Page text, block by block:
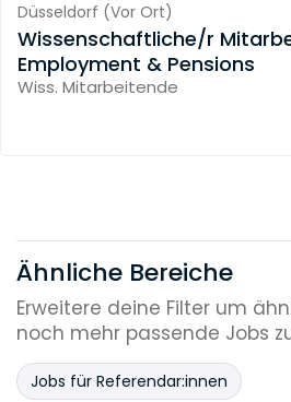
Düsseldorf (Vor Ort)
Wissenschaftliche/r
Employment & Pensions
Wiss. Mitarbeitende
Ähnliche Bereiche
Erweitere deine Filter um
noch mehr passende Jobs
Jobs für Referendar:innen